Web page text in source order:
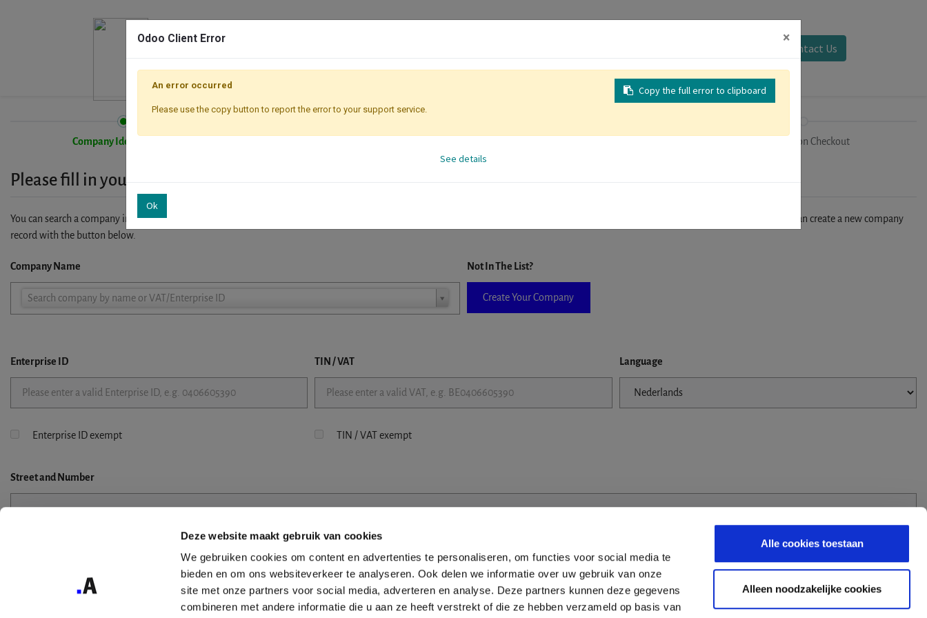
Deze website maakt gebruik van cookies
We gebruiken cookies om content en advertenties te personaliseren, om functies voor social media te
bieden en om ons websiteverkeer te analyseren. Ook delen we informatie over uw gebruik van onze
site met onze partners voor social media, adverteren en analyse. Deze partners kunnen deze gegevens
combineren met andere informatie die u aan ze heeft verstrekt of die ze hebben verzameld op basis van
Alle cookies toestaan
Alleen noodzakelijke cookies
Contact Us
Company Identification Registration Checkout
Please fill in your company details
You can search a company in our database by name, VAT or enterprise ID. When a company is selected it will auto-complete the form. If you don't find your company in our database, you can create a new company
record with the button below.
Company Name
Search company by name or VAT/Enterprise ID
Company
Not In The List?
Create Your Company
Enterprise ID TIN / VAT Language
Enterprise ID exempt TIN / VAT exempt
Streetand Number
Odoo Client Error ×
Copy the full error to clipboard
An error occurred
Please use the copy button to report the error to your support service.
See details
Ok